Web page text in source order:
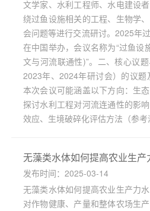
文学家、水利工程师、水电建设
绕过鱼设施相关的工程、生物学
会问题等进行交流研讨。2025年
在中国举办，会议名称为“过鱼设
文与河流联通性)”。二、核心议
2023年、2024年研讨会）的议
本次会议可能涵盖以下方向：生
探讨水利工程对河流连通性的影
效应、生境破碎化评估方法（参
无藻类水体如何提高农业生产
发布时间：2025-03-14
无藻类水体如何提高农业生产力
对作物健康、产量和整体农场生